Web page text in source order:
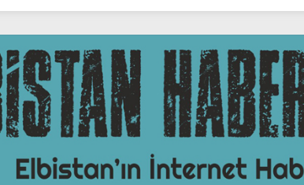
DULKADİROĞLU BELEDİYESİ AĞUSTOS AYI
Büyükşehir, Andırın’da Bir Grup Yolunun Daha
Uluslararası Geleneksel Ağustos Fuarı’nda Müzik
Büyükşehir İtfaiyesi Temmuz’da 2 Bin 554 Olaya
Büyükşehir’den Andırın Kırsalında Modern Ulaşım
Büyükşehir, Öğrenciler İçin “Pusula Maraş Eğitim